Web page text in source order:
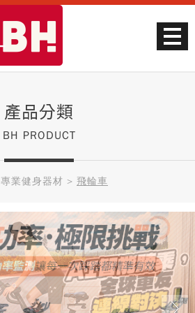
產品分類
BH PRODUCT
專業健身器材 > 飛輪車